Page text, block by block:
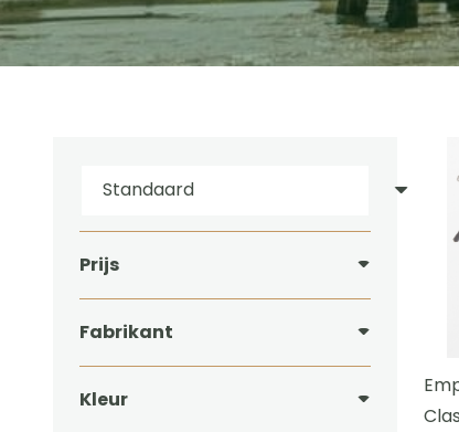
Prijs
Fabrikant
Kleur